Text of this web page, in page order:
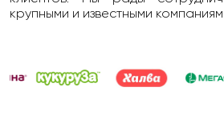
крупными и известными